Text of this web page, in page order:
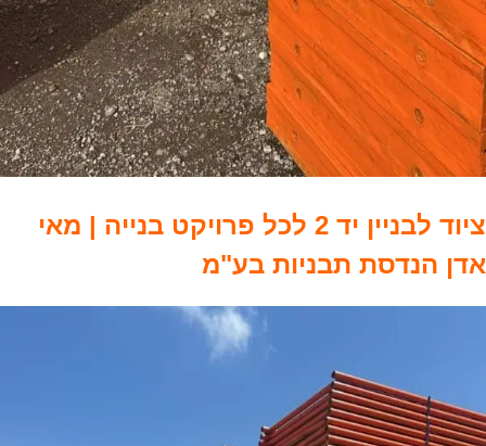
ציוד לבניין יד 2 לכל פרויקט בנייה | מאי
אדן הנדסת תבניות בע"מ